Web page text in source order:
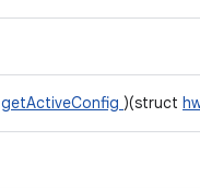
getActiveConfig )(struct